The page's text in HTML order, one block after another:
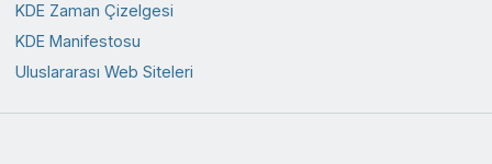
KDE Zaman Çizelgesi
KDE Manifestosu
Uluslararası Web Siteleri